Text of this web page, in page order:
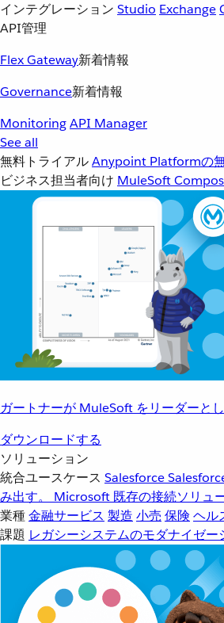
インテグレーション Studio Exchange
API管理
Flex Gateway新着情報
Governance新着情報
MonitoringAPI Manager
See all
無料トライアルAnypoint Platformの
ビジネス担当者向け MuleSoft
ガートナーが MuleSoft をリーダーと
ダウンロードする
ソリューション
統合ユースケース Salesforce
み出す。
Microsoft 既存の接続ソリュ
業種金融サービス 製造 小売 保険 ヘル
課題 レガシーシステムのモダナイゼー